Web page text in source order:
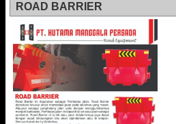
ROAD BARRIER